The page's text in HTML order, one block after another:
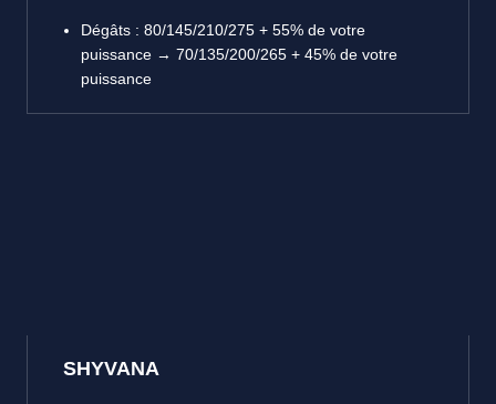
Dégâts : 80/145/210/275 + 55% de votre
puissance → 70/135/200/265 + 45% de votre
puissance
SHYVANA